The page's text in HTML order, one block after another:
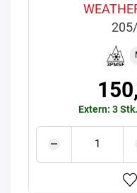
Extern: 3